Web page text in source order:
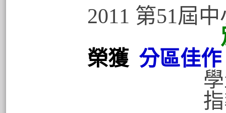
2011 第51屆
榮獲 分區佳作
學生:黃
指導老